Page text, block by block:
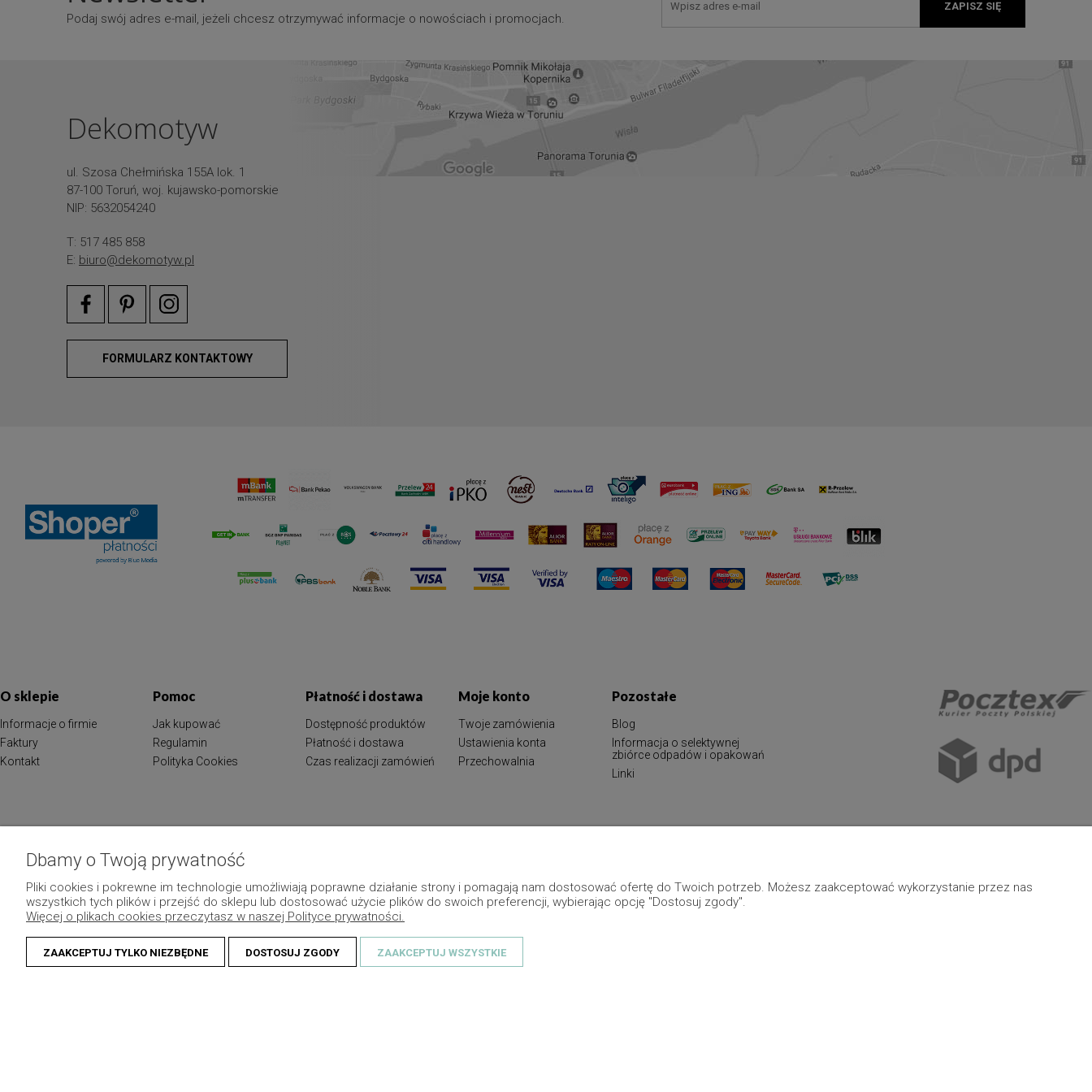
Podaj swój adres e-mail, jeżeli chcesz otrzymywać informacje o nowościach i promocjach.
ZAPISZ SIĘ
Dekomotyw
ul. Szosa Chełmińska 155A lok. 1
87-100 Toruń, woj. kujawsko-pomorskie
NIP: 5632054240
T: 517 485 858
E: biuro@dekomotyw.pl
FORMULARZ KONTAKTOWY
O sklepie
Informacje o firmie
Faktury
Kontakt
Pomoc
Jak kupować
Regulamin
Polityka Cookies
Płatność i dostawa
Dostępność produktów
Płatność i dostawa
Czas realizacji zamówień
Moje konto
Twoje zamówienia
Ustawienia konta
Przechowalnia
Pozostałe
Blog
Informacja o selektywnej
zbiórce odpadów i opakowań
Linki
Dbamy o Twoją prywatność
Pliki cookies i pokrewne im technologie umożliwiają poprawne działanie strony i pomagają nam dostosować ofertę do Twoich potrzeb. Możesz zaakceptować wykorzystanie przez nas
wszystkich tych plików i przejść do sklepu lub dostosować użycie plików do swoich preferencji, wybierając opcję "Dostosuj zgody".
Więcej o plikach cookies przeczytasz w naszej Polityce prywatności.
ZAAKCEPTUJ TYLKO NIEZBĘDNE DOSTOSUJ ZGODY ZAAKCEPTUJ WSZYSTKIE